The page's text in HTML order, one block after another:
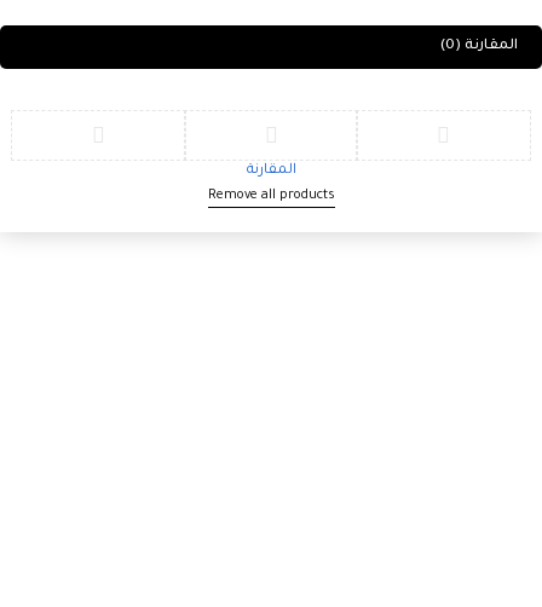
المقارنة (0)
المقارنة
Remove all products